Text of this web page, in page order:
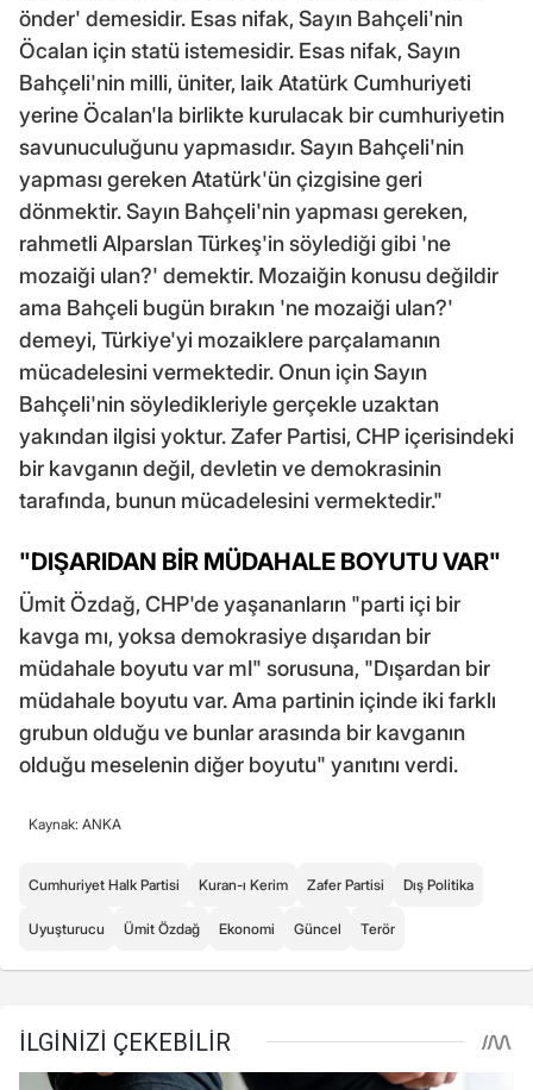
önder' demesidir. Esas nifak, Sayın Bahçeli'nin
Öcalan için statü istemesidir. Esas nifak, Sayın
Bahçeli'nin milli, üniter, laik Atatürk Cumhuriyeti
yerine Öcalan'la birlikte kurulacak bir cumhuriyetin
savunuculuğunu yapmasıdır. Sayın Bahçeli'nin
yapması gereken Atatürk'ün çizgisine geri
dönmektir. Sayın Bahçeli'nin yapması gereken,
rahmetli Alparslan Türkeş'in söylediği gibi 'ne
mozaiği ulan?' demektir. Mozaiğin konusu değildir
ama Bahçeli bugün bırakın 'ne mozaiği ulan?'
demeyi, Türkiye'yi mozaiklere parçalamanın
mücadelesini vermektedir. Onun için Sayın
Bahçeli'nin söyledikleriyle gerçekle uzaktan
yakından ilgisi yoktur. Zafer Partisi, CHP içerisindeki
bir kavganın değil, devletin ve demokrasinin
tarafında, bunun mücadelesini vermektedir."
"DIŞARIDAN BİR MÜDAHALE BOYUTU VAR"
Ümit Özdağ, CHP'de yaşananların "parti içi bir
kavga mı, yoksa demokrasiye dışarıdan bir
müdahale boyutu var mI" sorusuna, "Dışardan bir
müdahale boyutu var. Ama partinin içinde iki farklı
grubun olduğu ve bunlar arasında bir kavganın
olduğu meselenin diğer boyutu" yanıtını verdi.
Kaynak: ANKA
Cumhuriyet Halk Partisi Kuran-ı Kerim Zafer Partisi Dış Politika
Uyuşturucu Ümit Özdağ Ekonomi Güncel Terör